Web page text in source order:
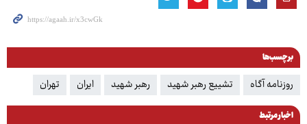
برچسب‌ها
روزنامه آگاه تشییع رهبر شهید رهبر شهید ایران تهران
اخبار مرتبط